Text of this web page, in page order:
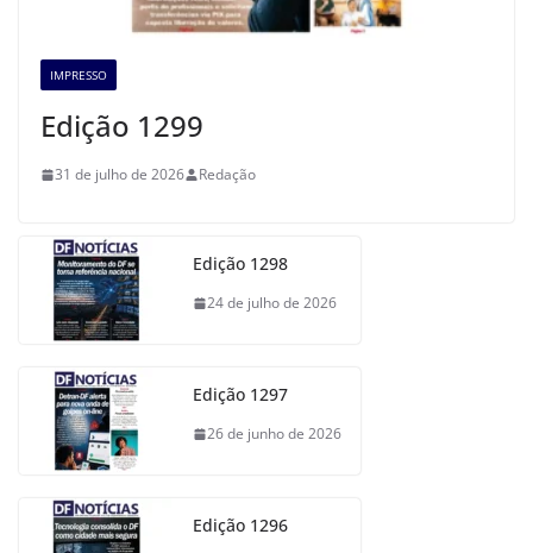
IMPRESSO
Edição 1299
31 de julho de 2026 Redação
Edição 1298
24 de julho de 2026
Edição 1297
26 de junho de 2026
Edição 1296